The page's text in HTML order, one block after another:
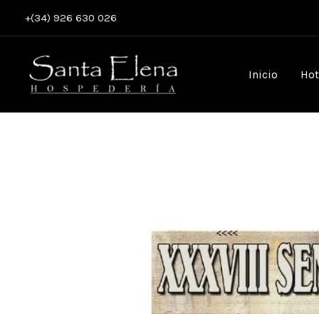
al
contenido
+(34) 926 630 026
Inicio